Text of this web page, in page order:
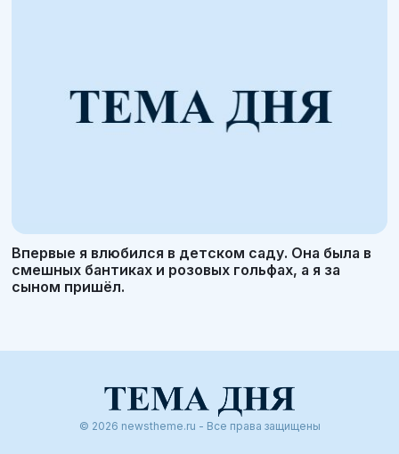
Впервые я влюбился в детском саду. Она была в
смешных бантиках и розовых гольфах, а я за
сыном пришёл.
© 2026 newstheme.ru - Все права защищены